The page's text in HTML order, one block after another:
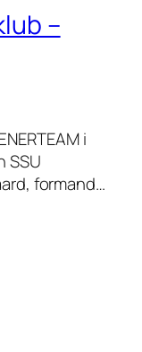
–
i
SSU
formand…